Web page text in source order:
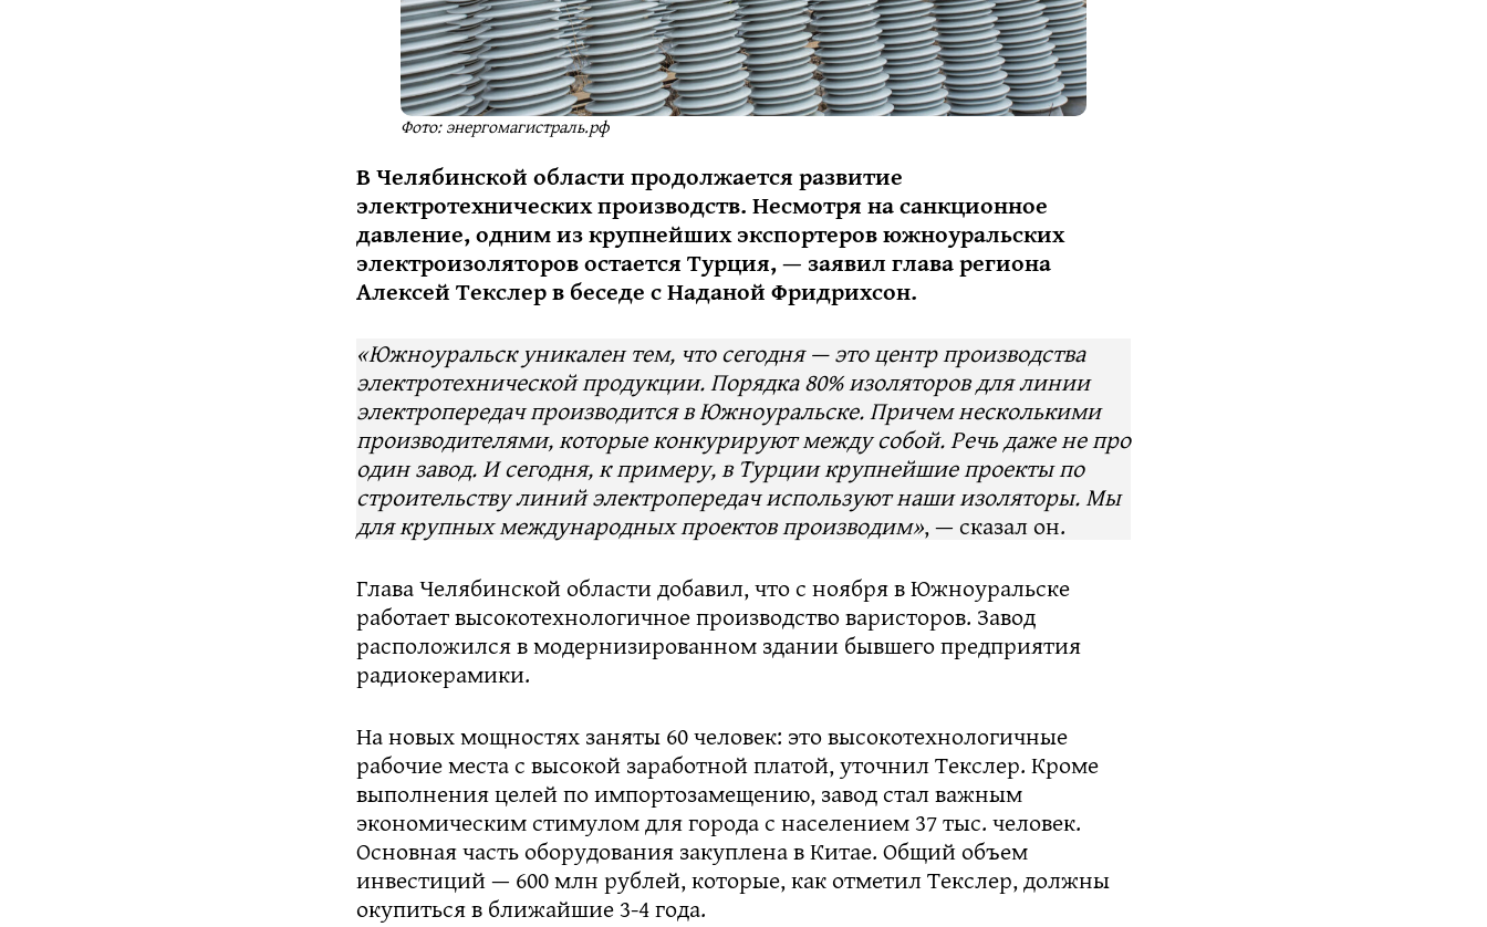
Фото: энергомагистраль.рф
В Челябинской области продолжается развитие
электротехнических производств. Несмотря на санкционное
давление, одним из крупнейших экспортеров южноуральских
электроизоляторов остается Турция, — заявил глава региона
Алексей Текслер в беседе с Наданой Фридрихсон.
«Южноуральск уникален тем, что сегодня — это центр производства
электротехнической продукции. Порядка 80% изоляторов для линии
электропередач производится в Южноуральске. Причем несколькими
производителями, которые конкурируют между собой. Речь даже не про
один завод. И сегодня, к примеру, в Турции крупнейшие проекты по
строительству линий электропередач используют наши изоляторы. Мы
для крупных международных проектов производим», — сказал он.
Глава Челябинской области добавил, что с ноября в Южноуральске
работает высокотехнологичное производство варисторов. Завод
расположился в модернизированном здании бывшего предприятия
радиокерамики.
На новых мощностях заняты 60 человек: это высокотехнологичные
рабочие места с высокой заработной платой, уточнил Текслер. Кроме
выполнения целей по импортозамещению, завод стал важным
экономическим стимулом для города с населением 37 тыс. человек.
Основная часть оборудования закуплена в Китае. Общий объем
инвестиций — 600 млн рублей, которые, как отметил Текслер, должны
окупиться в ближайшие 3-4 года.